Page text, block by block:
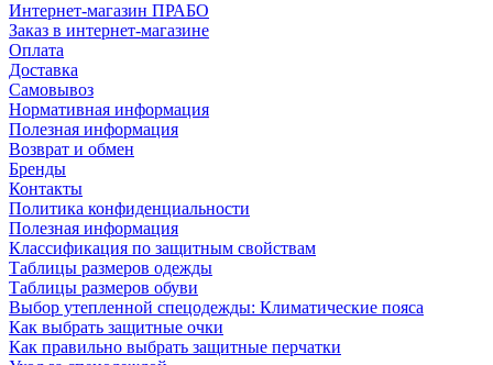
Интернет-магазин ПРАБО
Заказ в интернет-магазине
Оплата
Доставка
Самовывоз
Нормативная информация
Полезная информация
Возврат и обмен
Бренды
Контакты
Политика конфиденциальности
Полезная информация
Классификация по защитным свойствам
Таблицы размеров одежды
Таблицы размеров обуви
Выбор утепленной спецодежды: Климатические пояса
Как выбрать защитные очки
Как правильно выбрать защитные перчатки